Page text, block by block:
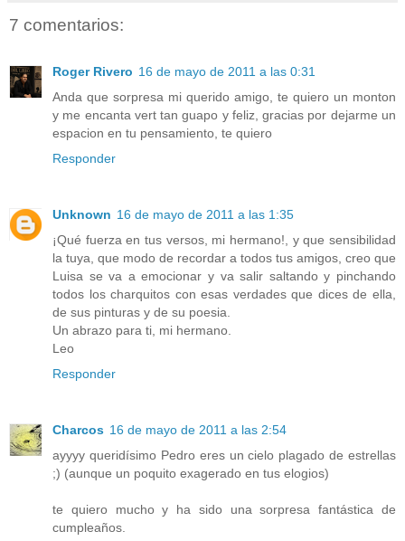
7 comentarios:
Roger Rivero 16 de mayo de 2011 a las 0:31
Anda que sorpresa mi querido amigo, te quiero un monton
y me encanta vert tan guapo y feliz, gracias por dejarme un
espacion en tu pensamiento, te quiero
Responder
Unknown 16 de mayo de 2011 a las 1:35
¡Qué fuerza en tus versos, mi hermano!, y que sensibilidad
la tuya, que modo de recordar a todos tus amigos, creo que
Luisa se va a emocionar y va salir saltando y pinchando
todos los charquitos con esas verdades que dices de ella,
de sus pinturas y de su poesia.
Un abrazo para ti, mi hermano.
Leo
Responder
Charcos 16 de mayo de 2011 a las 2:54
ayyyy queridísimo Pedro eres un cielo plagado de estrellas
;) (aunque un poquito exagerado en tus elogios)
te quiero mucho y ha sido una sorpresa fantástica de
cumpleaños.